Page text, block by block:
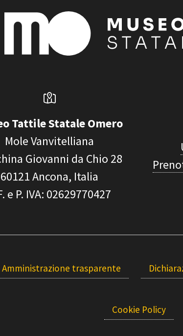
Tattile Statale Omero
Mole Vanvitelliana
Giovanni da Chio 28
60121Ancona, Italia
e P. IVA: 02629770427
Amministrazione trasparente
Cookie Policy